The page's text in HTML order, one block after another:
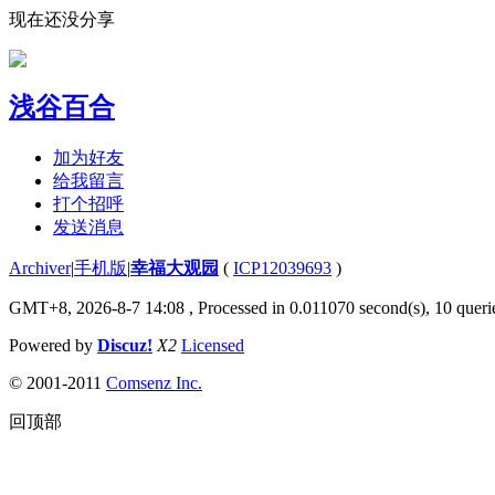
现在还没分享
浅谷百合
加为好友
给我留言
打个招呼
发送消息
Archiver|手机版|幸福大观园 ( ICP12039693 )
GMT+8, 2026-8-7 14:08 , Processed in 0.011070 second(s), 10
Powered by Discuz! X2 Licensed
© 2001-2011 Comsenz Inc.
回顶部